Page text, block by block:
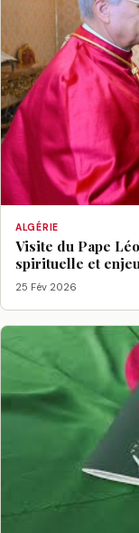
ALGÉRIE
Visite du Pape
spirituelle et
25 Fév 2026